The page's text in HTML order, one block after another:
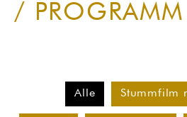
PROGRAMM
Alle Stummfilm